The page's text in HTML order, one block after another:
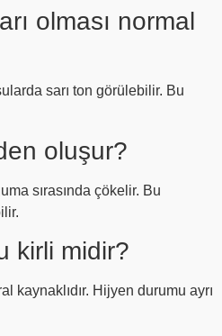
olması normal
sarı ton görülebilir. Bu
oluşur?
sırasında çökelir. Bu
kirli midir?
kaynaklıdır. Hijyen durumu ayrı